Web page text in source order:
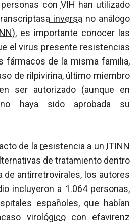
con VIH han utilizado
inversa no análogo
), es importante conocer las
el virus presente resistencias
fármacos de la misma familia,
de rilpivirina, último miembro
ser autorizado (aunque en
haya sido aprobada su
de la resistencia a un ITINN
de tratamiento dentro
de antirretrovirales, los autores
incluyeron a 1.064 personas,
españoles, que habían
virológicocon efavirenz